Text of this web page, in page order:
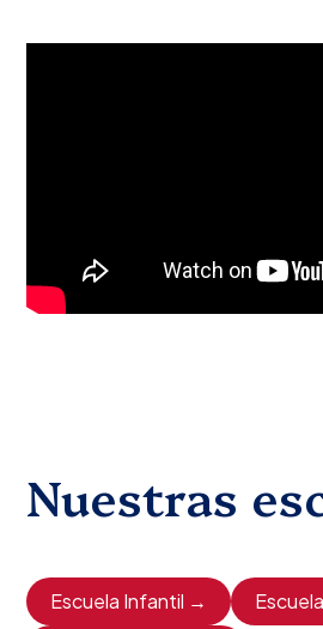
Nuestras
Escuela Infantil →